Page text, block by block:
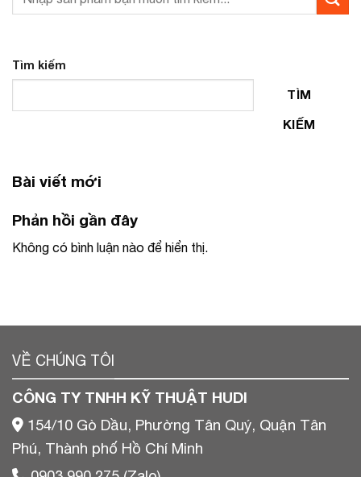
Tìm kiếm
TÌM
KIẾM
Bài viết mới
Phản hồi gần đây
Không có bình luận nào để hiển thị.
VỀ CHÚNG TÔI
CÔNG TY TNHH KỸ THUẬT HUDI
154/10 Gò Dầu, Phường Tân Quý, Quận Tân
Phú, Thành phố Hồ Chí Minh